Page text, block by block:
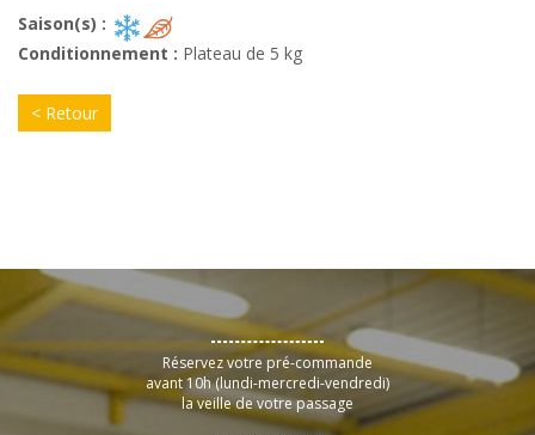
Saison(s) :
Conditionnement : Plateau de 5 kg
< Retour
Réservez votre pré-commande
avant 10h (lundi-mercredi-vendredi)
la veille de votre passage